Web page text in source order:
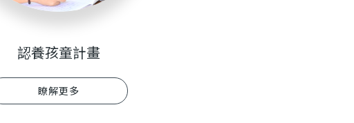
認養孩童計畫
瞭解更多